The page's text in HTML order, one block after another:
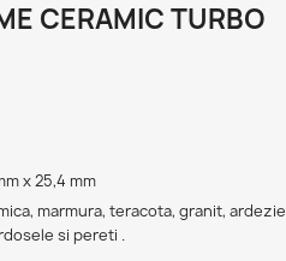
CERAMIC TURBO
x 25,4 mm
marmura, teracota, granit, ardezie
si pereti .